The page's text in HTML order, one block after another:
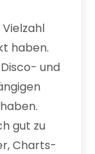
haben.
und
gut zu
Charts-